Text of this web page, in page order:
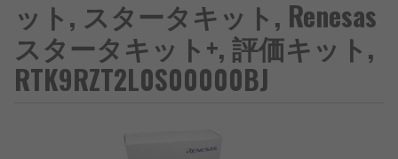
ット, スタータキット, Renesas
スタータキット+, 評価キット,
RTK9RZT2L0S00000BJ